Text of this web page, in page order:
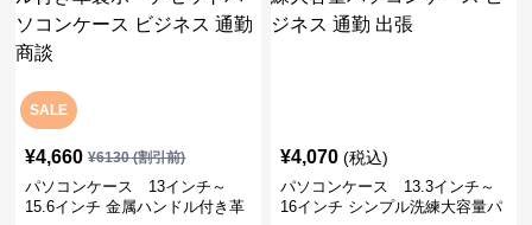
SALE
¥4,660 ¥6130(割引前)
パソコンケース 13インチ～
15.6インチ 金属ハンドル付き革
¥4,070 (税込)
パソコンケース 13.3インチ～
16インチ シンプル洗練大容量パ